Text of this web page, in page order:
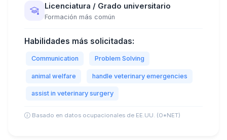
Licenciatura / Grado universitario
Formación más común
Habilidades más solicitadas:
Communication Problem Solving
animal welfare handle veterinary emergencies
assist in veterinary surgery
Basado en datos ocupacionales de EE.UU. (O*NET)